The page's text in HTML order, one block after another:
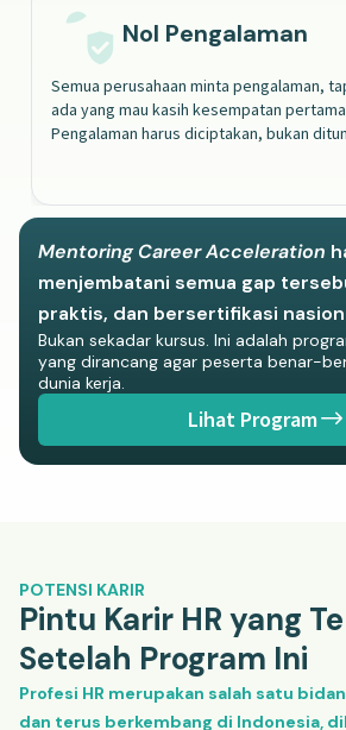
Nol Pengalaman
Semua perusahaan minta pengalaman,
ada yang mau kasih kesempatan
Pengalaman harus diciptakan, bukan
Mentoring Career Acceleration
menjembatani semua gap
praktis, dan bersertifikasi
Bukan sekadar kursus. Ini adalah
yang dirancang agar peserta benar-
dunia kerja.
Lihat Program
POTENSI KARIR
Pintu Karir HR yang
Setelah Program Ini
Profesi HR merupakan salah satu
dan terus berkembang di Indonesia,